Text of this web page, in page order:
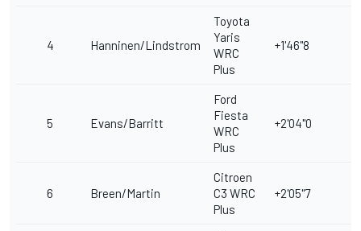
4 Hanninen/Lindstrom
Toyota
Yaris
WRC
Plus
+1'46"8
5 Evans/Barritt
Ford
Fiesta
WRC
Plus
+2'04"0
6 Breen/Martin
Citroen
C3 WRC
Plus
+2'05"7